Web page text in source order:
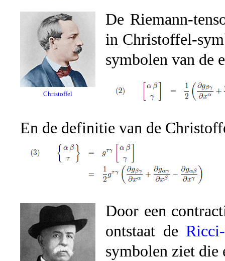
Christoffel
De Riemann-
in Christoffel-
symbolen van de
En de definitie van de
Door een
ontstaat de
symbolen ziet die